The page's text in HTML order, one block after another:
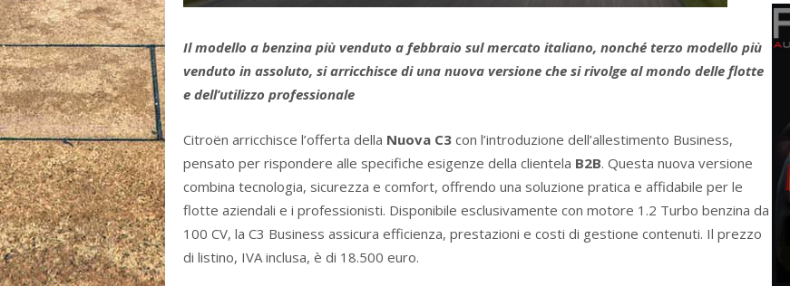
Il modello a benzina più venduto a febbraio sul mercato italiano, nonché terzo modello più
venduto in assoluto, si arricchisce di una nuova versione che si rivolge al mondo delle flotte
e dell’utilizzo professionale
Citroën arricchisce l’offerta della Nuova C3con l’introduzione dell’allestimento Business,
pensato per rispondere alle specifiche esigenze della clientela B2B. Questa nuova versione
combina tecnologia, sicurezza e comfort, offrendo una soluzione pratica e affidabile per le
flotte aziendali e i professionisti. Disponibile esclusivamente con motore 1.2 Turbo benzina da
100 CV, la C3 Business assicura efficienza, prestazioni e costi di gestione contenuti. Il prezzo
di listino, IVA inclusa, è di 18.500 euro.